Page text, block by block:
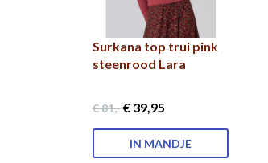
Surkana top trui pink
steenrood Lara
€ 81,-€ 39,95
IN MANDJE